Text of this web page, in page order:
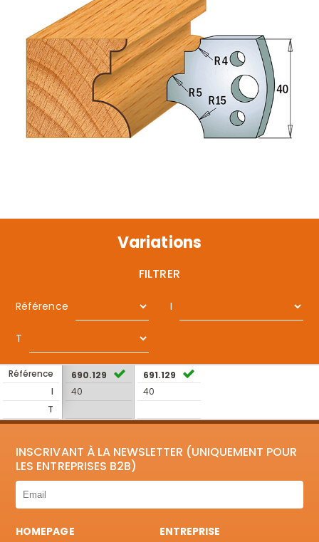
Variations
FILTRER
Référence I
T
Référence
I
T
690.129
40
691.129
40
INSCRIVANT À LA NEWSLETTER (UNIQUEMENT POUR
LES ENTREPRISES B2B)
HOMEPAGE
ENTREPRISE